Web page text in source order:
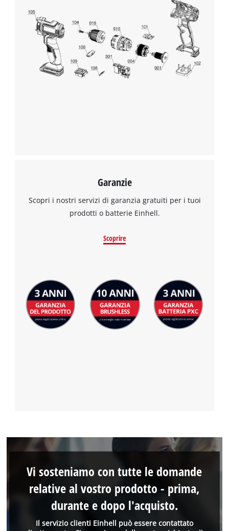
Garanzie
Scopri i nostri servizi di garanzia gratuiti per i tuoi
prodotti o batterie Einhell.
Scoprire
Il servizio clienti Einhell può essere contattato
Vi sosteniamo con tutte le domande
relative al vostro prodotto - prima,
durante e dopo l'acquisto.